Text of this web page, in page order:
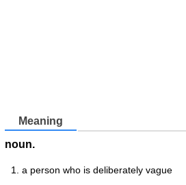
Meaning
noun.
a person who is deliberately vague